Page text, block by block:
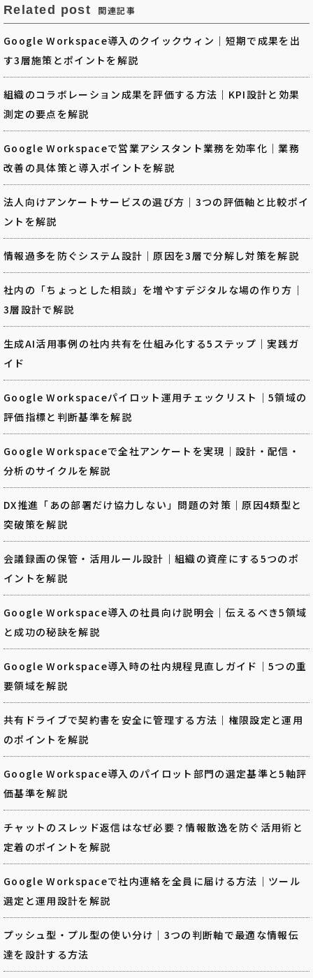
Related post 関連記事
Google Workspace導入のクイックウィン｜短期で成果を出
す3層施策とポイントを解説
組織のコラボレーション成果を評価する方法｜KPI設計と効果
測定の要点を解説
Google Workspaceで営業アシスタント業務を効率化｜業務
改善の具体策と導入ポイントを解説
法人向けアンケートサービスの選び方｜3つの評価軸と比較ポイ
ントを解説
情報過多を防ぐシステム設計｜原因を3層で分解し対策を解説
社内の「ちょっとした相談」を増やすデジタルな場の作り方｜
3層設計で解説
生成AI活用事例の社内共有を仕組み化する5ステップ｜実践ガ
イド
Google Workspaceパイロット運用チェックリスト｜5領域の
評価指標と判断基準を解説
Google Workspaceで全社アンケートを実現｜設計・配信・
分析のサイクルを解説
DX推進「あの部署だけ協力しない」問題の対策｜原因4類型と
突破策を解説
会議録画の保管・活用ルール設計｜組織の資産にする5つのポ
イントを解説
Google Workspace導入の社員向け説明会｜伝えるべき5領域
と成功の秘訣を解説
Google Workspace導入時の社内規程見直しガイド｜5つの重
要領域を解説
共有ドライブで契約書を安全に管理する方法｜権限設定と運用
のポイントを解説
Google Workspace導入のパイロット部門の選定基準と5軸評
価基準を解説
チャットのスレッド返信はなぜ必要？情報散逸を防ぐ活用術と
定着のポイントを解説
Google Workspaceで社内連絡を全員に届ける方法｜ツール
選定と運用設計を解説
プッシュ型・プル型の使い分け｜3つの判断軸で最適な情報伝
達を設計する方法